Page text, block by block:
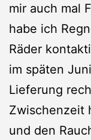
mir auch mal
habe ich
Räder
im späten
Lieferung
Zwischenzeit
und den